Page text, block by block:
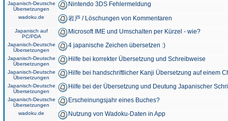
Japanisch-Deutsche
Übersetzungen
Nintendo 3DS Fehlermeldung
wadoku.de 岩戸 / Löschungen von Kommentaren
Japanisch auf
PC/PDA
Microsoft IME und Umschalten per Kürzel - wie?
Japanisch-Deutsche
Übersetzungen
4 japanische Zeichen übersetzen :)
Japanisch-Deutsche
Übersetzungen
Hilfe bei korrekter Übersetzung und Schreibweise
Japanisch-Deutsche
Übersetzungen
Hilfe bei handschriftlicher Kanji Übersetzung auf einem
Japanisch-Deutsche
Übersetzungen
Hilfe bei der Übersetzung und Deutung Japanischer
Japanisch-Deutsche
Übersetzungen
Erscheinungsjahr eines Buches?
wadoku.de Nutzung von Wadoku-Daten in App